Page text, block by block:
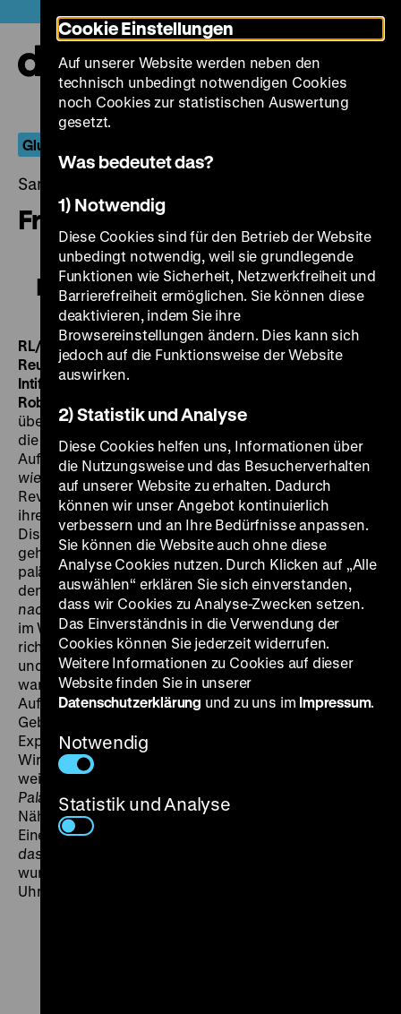
zum
Seiteninhalt
springen
Glut der Erinnerung
Samstag, 06. Juni 2015, 20.00 - 00.00 Uhr
Freiheit - Wie meine ich das?
Freiheit - Wie meine ich das?
RL/BRD 1982, R: Wolfgang Bienek, Robert Krieg, Thomas
Reuter, Brigitte Schulz, K: Robert Krieg, 42‘· DVcam, DF
Intifada – Auf dem Weg nach Palästina
Robert Krieg, K: Peter Petrides, 52‘
über palästinensischen Alltag und Widerstand, über
die Selbstorganisation in Volkskomitees und den
Aufbau autarker ökonomischer Strukturen.
Freiheit –
wie meine ich das?dokumentiert die palästinensische
Revolution im Libanon. Männer und Frauen erklären
ihren Befreiungskampf vom Imperialismus und der
Diskriminierung im Gastland. Der Aufbau von Milizen
gehört dazu. Sie beschreiben die Vision des neuen
palästinensischen Menschen. Die Kamera beobachtet
den Alltag aus der Distanz. InIntifada – Auf dem Weg
nach Palästina ist die Kamera nah dran. Der Aufstand
im Westjordanland und in Gaza, der 1987 begann,
richtete sich gegen die israelische Besatzungsmacht
und teilweise gegen die PLO-Regierung im Exil. Hier
waren die Waffen Steuerboykott, Steine und der
Aufbau von Kooperativen. In den 1967 besetzten
Gebieten, seinerzeit Israels zweitwichtigster
Exportmarkt, war unabhängiges palästinensisches
Wirtschaften marginalisiert und während der Intifada
weitgehend verboten.
Palästinazeigt illegale Landwirtschaft, Kliniken, eine
Nähwerkstatt, eine Schreinerei, politische Treffen.
Einen Moment von Freiheit.
das?
wurden von der PLO mitfinanziert. (in) SA 06.06. um 20
Uhr · Zu Gast: Robert Krieg
Cookie Einstellungen
Auf unserer Website werden neben den
technisch unbedingt notwendigen Cookies
noch Cookies zur statistischen Auswertung
gesetzt.
Was bedeutet das?
1) Notwendig
Diese Cookies sind für den Betrieb der Website
unbedingt notwendig, weil sie grundlegende
Funktionen wie Sicherheit, Netzwerkfreiheit und
Barrierefreiheit ermöglichen. Sie können diese
deaktivieren, indem Sie ihre
Browsereinstellungen ändern. Dies kann sich
jedoch auf die Funktionsweise der Website
auswirken.
2) Statistik und Analyse
Diese Cookies helfen uns, Informationen über
die Nutzungsweise und das Besucherverhalten
auf unserer Website zu erhalten. Dadurch
können wir unser Angebot kontinuierlich
verbessern und an Ihre Bedürfnisse anpassen.
Sie können die Website auch ohne diese
Analyse Cookies nutzen. Durch Klicken auf „Alle
auswählen“ erklären Sie sich einverstanden,
dass wir Cookies zu Analyse-Zwecken setzen.
Das Einverständnis in die Verwendung der
Cookies können Sie jederzeit widerrufen.
Weitere Informationen zu Cookies auf dieser
Website finden Sie in unserer
Datenschutzerklärung und zu uns im Impressum.
Notwendig
Statistik und Analyse